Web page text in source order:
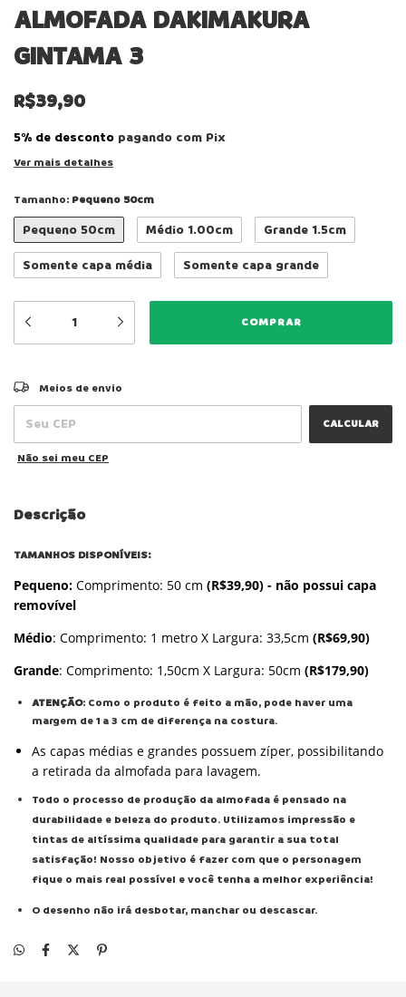
ALMOFADA DAKIMAKURA
GINTAMA 3
R$39,90
5% de desconto pagando com Pix
Ver mais detalhes
Tamanho: Pequeno 50cm
Pequeno 50cm Médio 1.00cm Grande 1.5cm
Somente capa média Somente capa grande
Entregas para o CEP:
Meios de envio
CALCULAR
Não sei meu CEP
Descrição
TAMANHOS DISPONÍVEIS:
Pequeno: Comprimento: 50 cm (R$39,90) - não possui capa
removível
Médio: Comprimento: 1 metro X Largura: 33,5cm (R$69,90)
Grande: Comprimento: 1,50cm X Largura: 50cm (R$179,90)
ATENÇÃO: Como o produto é feito a mão, pode haver uma
margem de 1 a 3 cm de diferença na costura.
As capas médias e grandes possuem zíper, possibilitando
a retirada da almofada para lavagem.
Todo o processo de produção da almofada é pensado na
durabilidade e beleza do produto. Utilizamos impressão e
tintas de altíssima qualidade para garantir a sua total
satisfação! Nosso objetivo é fazer com que o personagem
fique o mais real possível e você tenha a melhor experiência!
O desenho não irá desbotar, manchar ou descascar.